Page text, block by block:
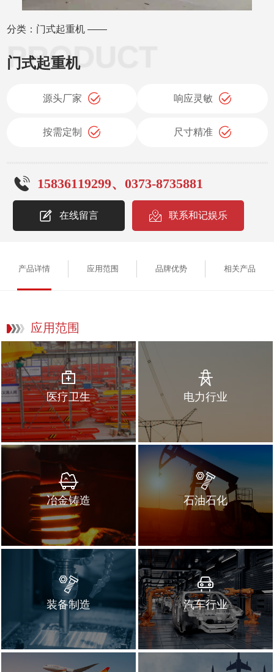
分类：门式起重机 ——
门式起重机
源头厂家 响应灵敏
按需定制 尺寸精准
15836119299、0373-8735881
在线留言 联系和记娱乐
产品详情 应用范围 品牌优势 相关产品
应用范围
医疗卫生 电力行业
冶金铸造 石油石化
装备制造 汽车行业